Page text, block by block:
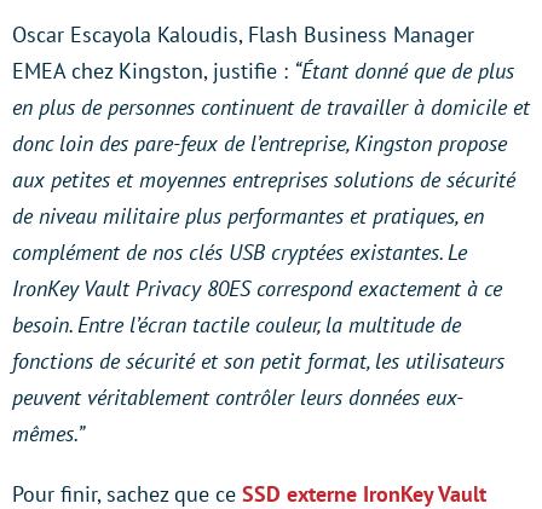
Oscar Escayola Kaloudis, Flash Business Manager
EMEA chez Kingston, justifie : “Étant donné que de plus
en plus de personnes continuent de travailler à domicile et
donc loin des pare-feux de l’entreprise, Kingston propose
aux petites et moyennes entreprises solutions de sécurité
de niveau militaire plus performantes et pratiques, en
complément de nos clés USB cryptées existantes. Le
IronKey Vault Privacy 80ES correspond exactement à ce
besoin. Entre l’écran tactile couleur, la multitude de
fonctions de sécurité et son petit format, les utilisateurs
peuvent véritablement contrôler leurs données eux-
mêmes.”
Pour finir, sachez que ce SSD externe IronKey Vault